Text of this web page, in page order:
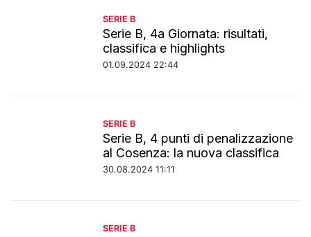
SERIE B
Serie B, 4a Giornata: risultati,
classifica e highlights
01.09.2024 22:44
SERIE B
Serie B, 4 punti di penalizzazione
al Cosenza: la nuova classifica
30.08.2024 11:11
SERIE B